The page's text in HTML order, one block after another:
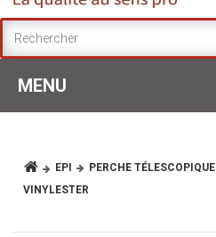
MENU
EPI
PERCHE TÉLESCOPIQUE
VINYLESTER